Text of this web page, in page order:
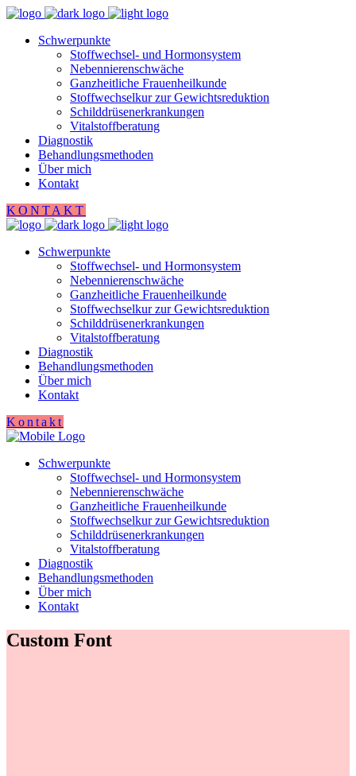
Schwerpunkte
Stoffwechsel- und Hormonsystem
Nebennierenschwäche
Ganzheitliche Frauenheilkunde
Stoffwechselkur zur Gewichtsreduktion
Schilddrüsenerkrankungen
Vitalstoffberatung
Diagnostik
Behandlungsmethoden
Über mich
Kontakt
KONTAKT
Schwerpunkte
Stoffwechsel- und Hormonsystem
Nebennierenschwäche
Ganzheitliche Frauenheilkunde
Stoffwechselkur zur Gewichtsreduktion
Schilddrüsenerkrankungen
Vitalstoffberatung
Diagnostik
Behandlungsmethoden
Über mich
Kontakt
Kontakt
Schwerpunkte
Stoffwechsel- und Hormonsystem
Nebennierenschwäche
Ganzheitliche Frauenheilkunde
Stoffwechselkur zur Gewichtsreduktion
Schilddrüsenerkrankungen
Vitalstoffberatung
Diagnostik
Behandlungsmethoden
Über mich
Kontakt
Custom Font